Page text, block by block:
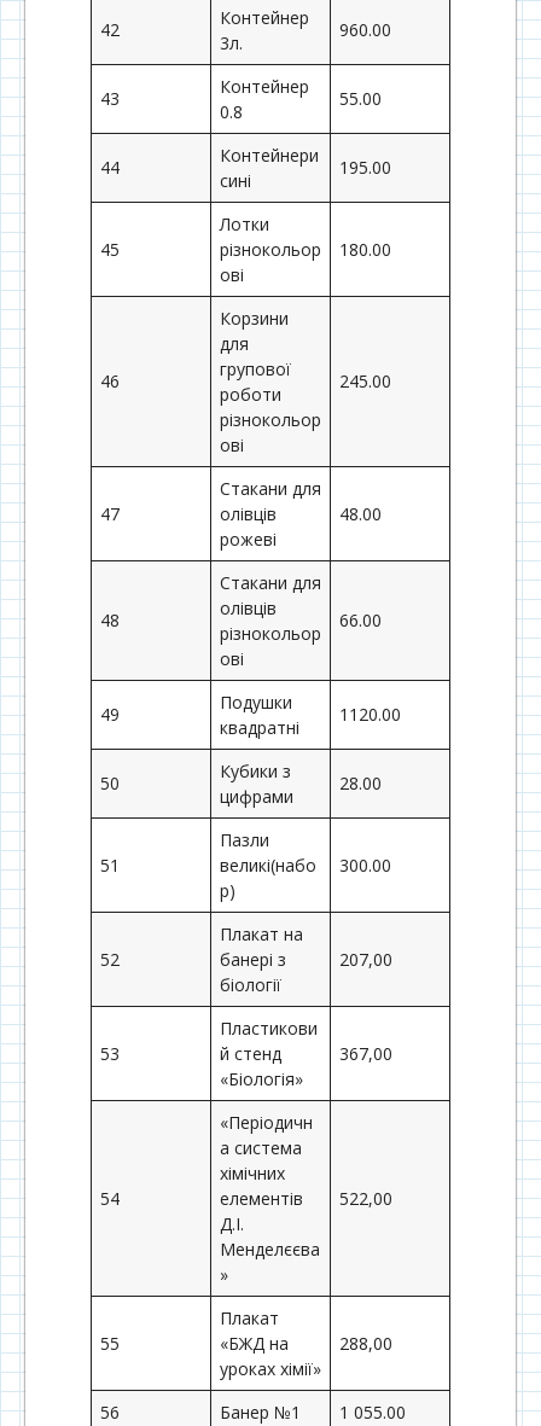
42
Контейнер
3л.
960.00
43
Контейнер
0.8
55.00
44
Контейнери
сині
195.00
45
Лотки
різнокольор
ові
180.00
46
Корзини
для
групової
роботи
різнокольор
ові
245.00
47
Стакани для
олівців
рожеві
48.00
48
Стакани для
олівців
різнокольор
ові
66.00
49
Подушки
квадратні
1120.00
50
Кубики з
цифрами
28.00
51
Пазли
великі(набо
р)
300.00
52
Плакат на
банері з
біології
207,00
53
Пластикови
й стенд
«Біологія»
367,00
54
«Періодичн
а система
хімічних
елементів
Д.І.
Менделєєва
»
522,00
55
Плакат
«БЖД на
уроках хімії»
288,00
56 Банер №1
1 055.00